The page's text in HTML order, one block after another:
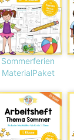
Sommerferien
MaterialPaket